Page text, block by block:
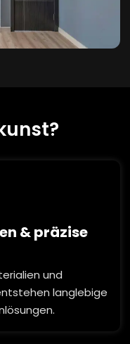
& präzise
und
langlebige